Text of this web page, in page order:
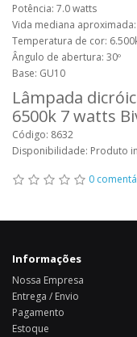
Potência: 7.0 watts
Vida mediana
Temperatura de cor:
Ângulo de abertura: 30º
Base: GU10
Lâmpada
6500k 7 watts
Código: 8632
Disponibilidade: Produto
0
Informações
Nossa Empresa
Entrega / Envio
Pagamento
Estoque